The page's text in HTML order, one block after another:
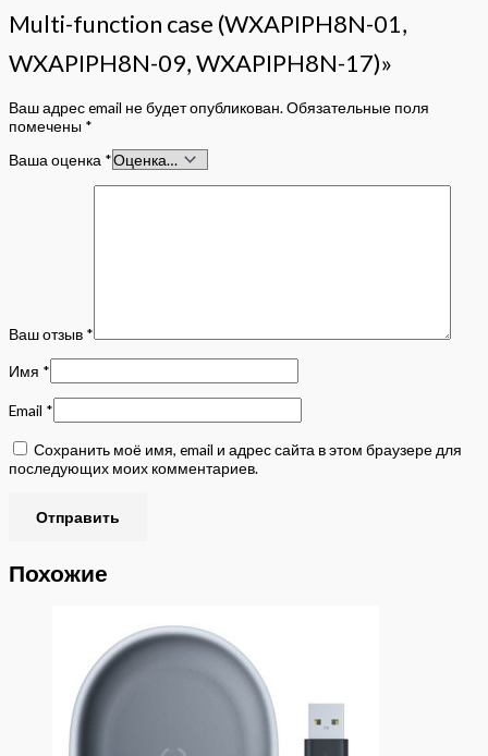
Multi-function case (WXAPIPH8N-01,
WXAPIPH8N-09, WXAPIPH8N-17)»
Ваш адрес email не будет опубликован.Обязательные поля
помечены *
Ваша оценка *
Ваш отзыв *
Имя *
Email *
Сохранить моё имя, email и адрес сайта в этом браузере для
последующих моих комментариев.
Похожие